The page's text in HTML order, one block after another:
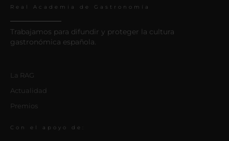
Real Academia de Gastronomía
Trabajamos para difundir y proteger la cultura
gastronómica española.
La RAG
Actualidad
Premios
Con el apoyo de: